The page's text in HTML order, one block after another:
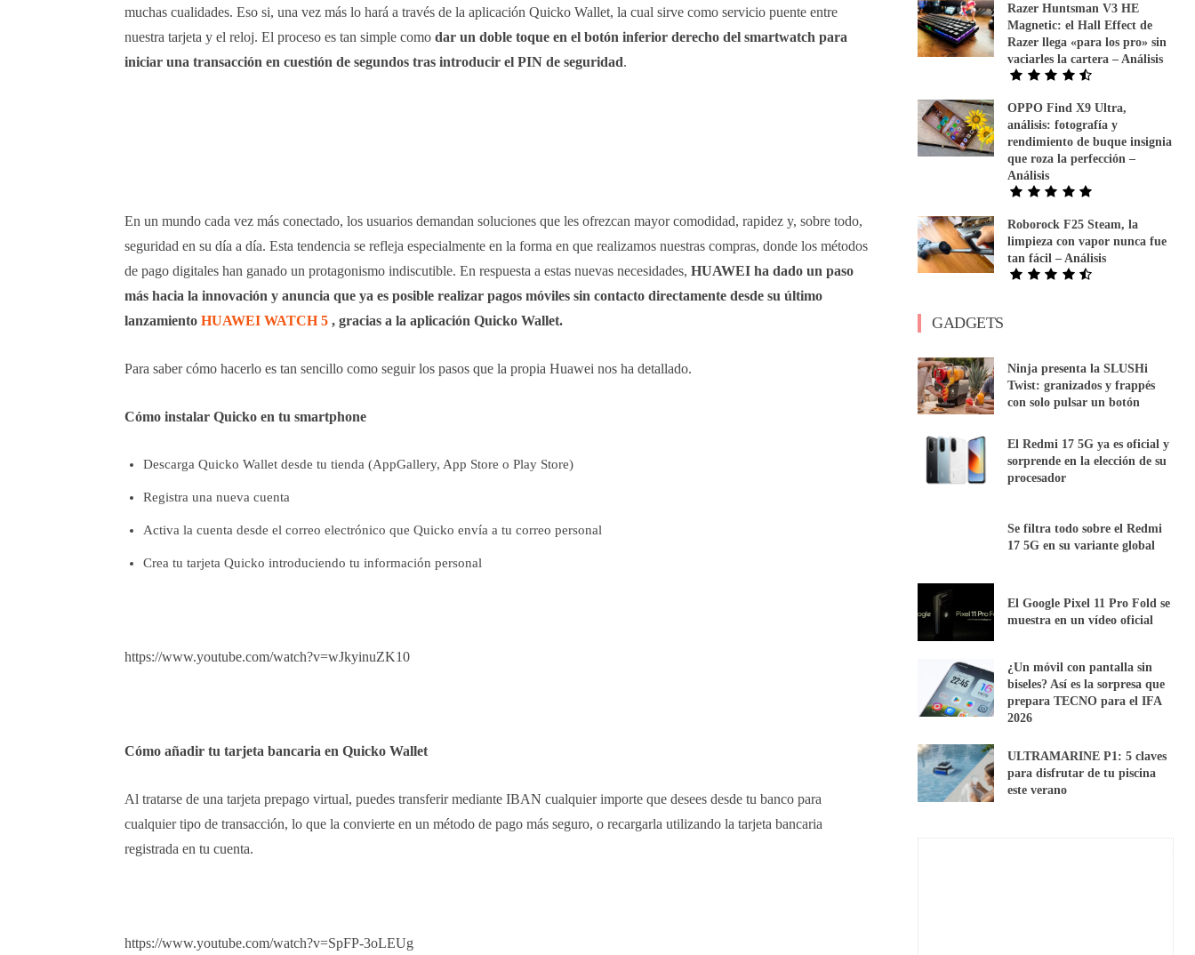
muchas cualidades. Eso si, una vez más lo hará a través de la aplicación Quicko Wallet, la cual sirve como servicio puente entre
nuestra tarjeta y el reloj. El proceso es tan simple como dar un doble toque en el botón inferior derecho del smartwatch para
iniciar una transacción en cuestión de segundos tras introducir el PIN de seguridad.
En un mundo cada vez más conectado, los usuarios demandan soluciones que les ofrezcan mayor comodidad, rapidez y, sobre todo,
seguridad en su día a día. Esta tendencia se refleja especialmente en la forma en que realizamos nuestras compras, donde los métodos
de pago digitales han ganado un protagonismo indiscutible. En respuesta a estas nuevas necesidades, HUAWEI ha dado un paso
más hacia la innovación y anuncia que ya es posible realizar pagos móviles sin contacto directamente desde su último
lanzamiento HUAWEI WATCH 5 , gracias a la aplicación Quicko Wallet.
Para saber cómo hacerlo es tan sencillo como seguir los pasos que la propia Huawei nos ha detallado.
Cómo instalar Quicko en tu smartphone
Descarga Quicko Wallet desde tu tienda (AppGallery, App Store o Play Store)
Registra una nueva cuenta
Activa la cuenta desde el correo electrónico que Quicko envía a tu correo personal
Crea tu tarjeta Quicko introduciendo tu información personal
https://www.youtube.com/watch?v=wJkyinuZK10
Cómo añadir tu tarjeta bancaria en Quicko Wallet
Al tratarse de una tarjeta prepago virtual, puedes transferir mediante IBAN cualquier importe que desees desde tu banco para
cualquier tipo de transacción, lo que la convierte en un método de pago más seguro, o recargarla utilizando la tarjeta bancaria
registrada en tu cuenta.
https://www.youtube.com/watch?v=SpFP-3oLEUg
Razer Huntsman V3 HE
Magnetic: el Hall Effect de
Razer llega «para los pro» sin
vaciarles la cartera – Análisis
OPPO Find X9 Ultra,
análisis: fotografía y
rendimiento de buque insignia
que roza la perfección –
Análisis
Roborock F25 Steam, la
limpieza con vapor nunca fue
tan fácil – Análisis
GADGETS
Ninja presenta la SLUSHi
Twist: granizados y frappés
con solo pulsar un botón
El Redmi 17 5G ya es oficial y
sorprende en la elección de su
procesador
Se filtra todo sobre el Redmi
17 5G en su variante global
El Google Pixel 11 Pro Fold se
muestra en un vídeo oficial
¿Un móvil con pantalla sin
biseles? Así es la sorpresa que
prepara TECNO para el IFA
2026
ULTRAMARINE P1: 5 claves
para disfrutar de tu piscina
este verano